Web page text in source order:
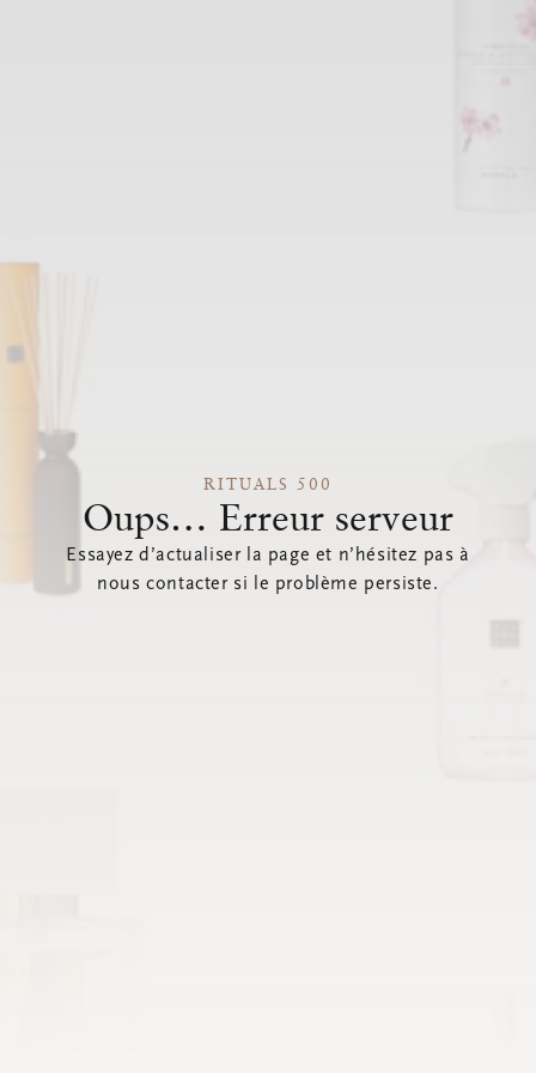
RITUALS 500
Oups… Erreur serveur
Essayez d’actualiser la page et n’hésitez pas à
nous contacter si le problème persiste.